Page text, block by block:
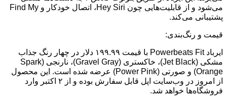
می‌شود و از قابلیت‌هایی چون Hey Siri، اتصال خودکار و Find My
پشتیبانی می‌کند.
قیمت و رنگ‌بندی:
ایرباد Powerbeats Fit با قیمت ۱۹۹.۹۹ دلار در چهار رنگ جذاب
مشکی (Jet Black)، خاکستری (Gravel Gray)، نارنجی (Spark
Orange) و صورتی (Power Pink) عرضه شده است. این محصول
از امروز در وب‌سایت اپل قابل سفارش بوده و از ۲ اکتبر وارد
فروشگاه‌ها خواهد شد.